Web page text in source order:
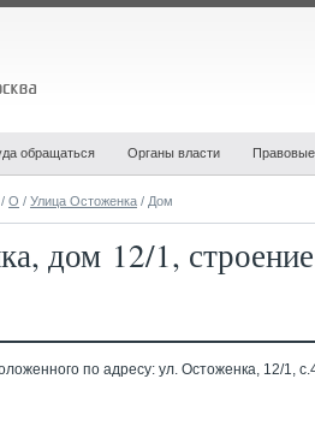
обращаться Органы власти
/ О / Улица Остоженка / Дом
дом 12/1,
по адресу: ул. Остоженка, 12/1,